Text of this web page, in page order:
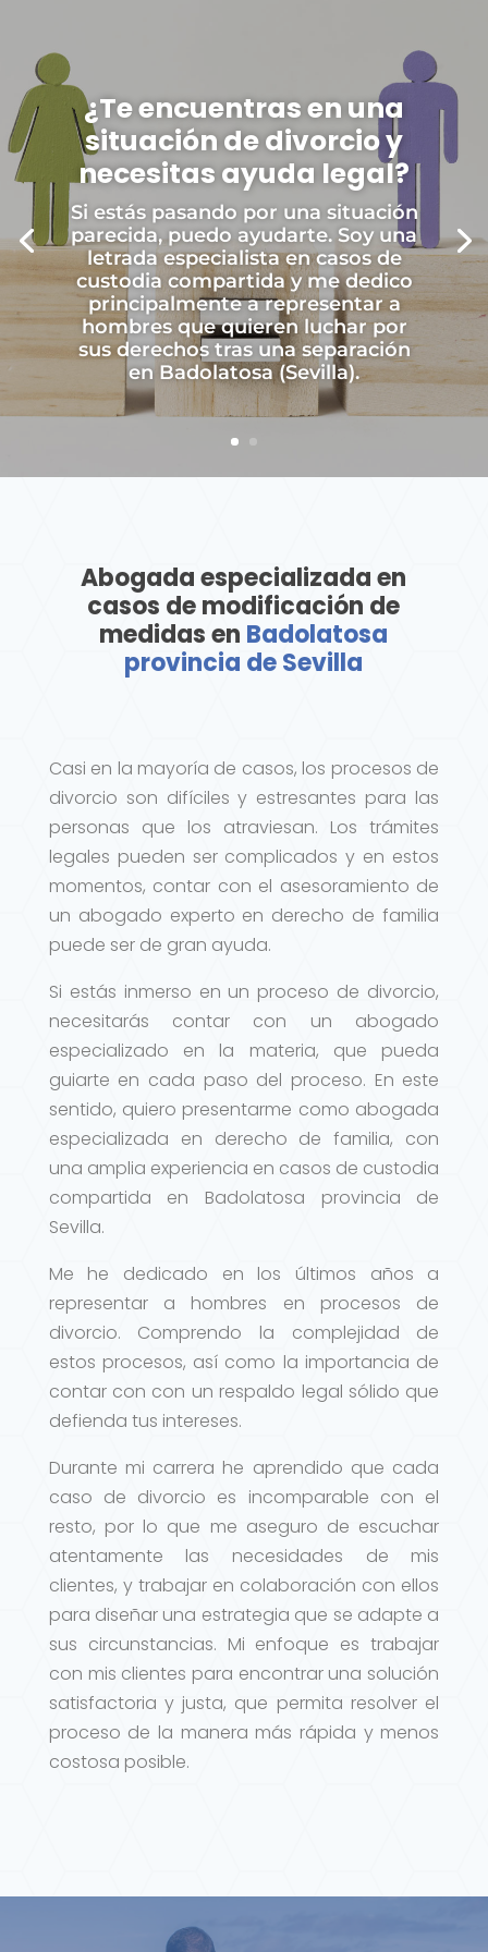
¿Te encuentras en una
situación de divorcio y
necesitas ayuda legal?
Si estás pasando por una situación
parecida, puedo ayudarte. Soy una
letrada especialista en casos de
custodia compartida y me dedico
principalmente a representar a
hombres que quieren luchar por
sus derechos tras una separación
en Badolatosa (Sevilla).
Abogada especializada en
casos de modificación de
medidas en Badolatosa
provincia de Sevilla
Casi en la mayoría de casos, los procesos de
divorcio son difíciles y estresantes para las
personas que los atraviesan. Los trámites
legales pueden ser complicados y en estos
momentos, contar con el asesoramiento de
un abogado experto en derecho de familia
puede ser de gran ayuda.
Si estás inmerso en un proceso de divorcio,
necesitarás contar con un abogado
especializado en la materia, que pueda
guiarte en cada paso del proceso. En este
sentido, quiero presentarme como abogada
especializada en derecho de familia, con
una amplia experiencia en casos de custodia
compartida en Badolatosa provincia de
Sevilla.
Me he dedicado en los últimos años a
representar a hombres en procesos de
divorcio. Comprendo la complejidad de
estos procesos, así como la importancia de
contar con con un respaldo legal sólido que
defienda tus intereses.
Durante mi carrera he aprendido que cada
caso de divorcio es incomparable con el
resto, por lo que me aseguro de escuchar
atentamente las necesidades de mis
clientes, y trabajar en colaboración con ellos
para diseñar una estrategia que se adapte a
sus circunstancias. Mi enfoque es trabajar
con mis clientes para encontrar una solución
satisfactoria y justa, que permita resolver el
proceso de la manera más rápida y menos
costosa posible.